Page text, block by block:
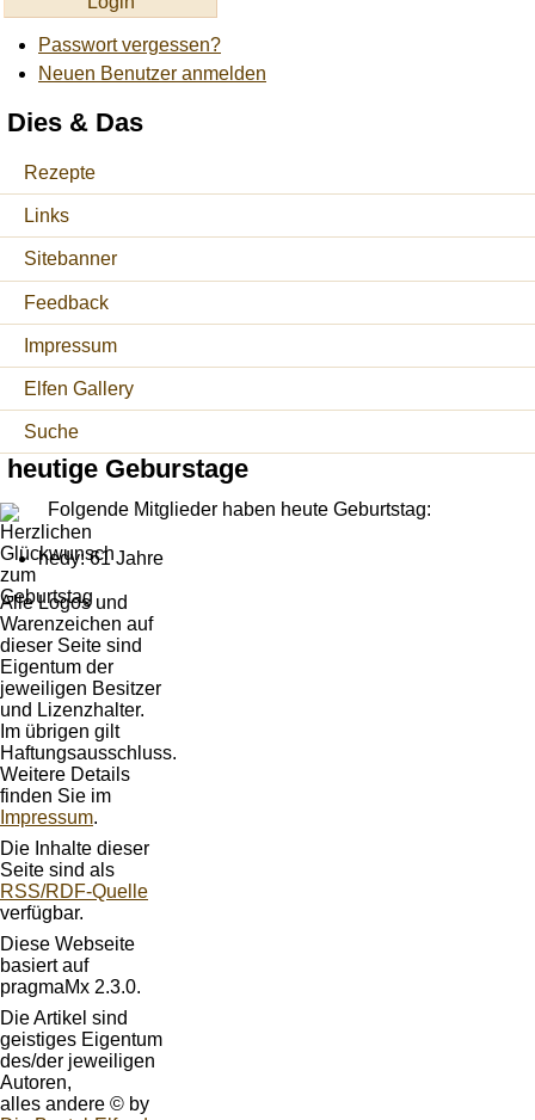
Passwort vergessen?
Neuen Benutzer anmelden
Dies & Das
Rezepte
Links
Sitebanner
Feedback
Impressum
Elfen Gallery
Suche
heutige Geburstage
Folgende Mitglieder haben heute Geburtstag:
hedy: 61 Jahre
Alle Logos und
Warenzeichen auf
dieser Seite sind
Eigentum der
jeweiligen Besitzer
und Lizenzhalter.
Im übrigen gilt
Haftungsausschluss.
Weitere Details
finden Sie im
Impressum.
Die Inhalte dieser
Seite sind als
RSS/RDF-Quelle
verfügbar.
Diese Webseite
basiert auf
pragmaMx 2.3.0.
Die Artikel sind
geistiges Eigentum
des/der jeweiligen
Autoren,
alles andere © by